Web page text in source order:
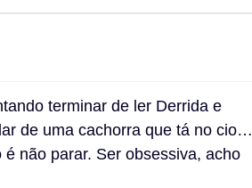
terminar de ler Derrida e
de uma cachorra que tá no cio…
é não parar. Ser obsessiva, acho